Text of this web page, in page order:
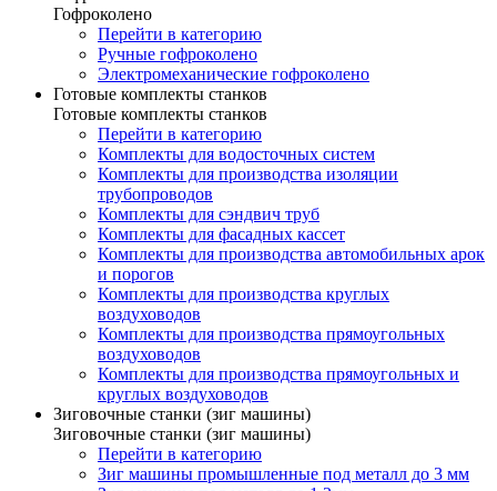
Гофроколено
Перейти в категорию
Ручные гофроколено
Электромеханические гофроколено
Готовые комплекты станков
Готовые комплекты станков
Перейти в категорию
Комплекты для водосточных систем
Комплекты для производства изоляции
трубопроводов
Комплекты для сэндвич труб
Комплекты для фасадных кассет
Комплекты для производства автомобильных арок
и порогов
Комплекты для производства круглых
воздуховодов
Комплекты для производства прямоугольных
воздуховодов
Комплекты для производства прямоугольных и
круглых воздуховодов
Зиговочные станки (зиг машины)
Зиговочные станки (зиг машины)
Перейти в категорию
Зиг машины промышленные под металл до 3 мм